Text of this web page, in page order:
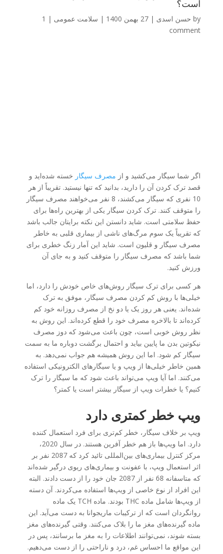
است؟
by حسن اسدی | 27 بهمن 1400 | سلامت عمومی |
1
comment
اگر شما سیگار می‌کشید و از مصرف سیگار خسته شده‌اید و
قصد ترک کردن آن را دارید، بدانید که تنها نیستید. تقریباً از هر
10 نفری که سیگار می‌کشند، 8 نفر می‌خواهند مصرف سیگار
را متوقف کنند. ترک کردن سیگار یکی از بهترین راه‌ها برای
حفظ سلامتی است. شاید دانستن این نکته برایتان جالب باشد
که تقریباً یک سوم مرگ‌های ناشی از بیماری قلبی به خاطر
مصرف سیگار و قلیون است. شاید این آمار زنگ خطری برای
شما باشد که مصرف سیگار را متوقف کنید و به جای آن
ورزش کنید.
هر کسی برای ترک سیگار روش‌های خاص خودش را دارد، اما
خیلی‌ها با روش کم کردن مصرف سیگار، موفق به ترک
شده‌اند. یعنی هر روز یک یا دو نخ از مصرف روزانه خود کم
کرده‌اند تا بالاخره مصرف خود را قطع کرده‌اند. این روش به
نظر روش خوبی است، چون باعث می‌شود که دوز مصرف
نیکوتین بدن ما پایین بیاید و احتمال برگشت دوباره ما به سمت
سیگار کم شود. اما این روش همیشه هم جواب نمی‌دهد. به
همین خاطر خیلی‌ها از ویپ و یا سیگارهای الکترونیکی استفاده
می‌کنند. اما آیا ویپ می‌تواند باعث شود که ما سیگار را ترک
کنیم؟ یا خطرات ویپ از سیگار بیشتر است یا کمتر؟
ویپ خطر کمتری دارد
ویپ بر خلاف سیگار، خطر کم‌تری برای فرد استعمال کننده
دارد. اما ویپ‌ها باز هم خطر آفرین هستند. در سال 2020،
مرکز کنترل بیماری‌های بین‌المللی تائید کرد که 2087 نفر بر
اثر استعمال ویپ، با عفونت و بیماری‌های ریوی درگیر شده‌اند
که متاسفانه 68 نفر از 2087 جان خود را از دست دادند. البته
این افراد از نوع خاصی از ویپ‌ها استفاده می‌کردند. آن دسته
از ویپ‌ها شامل ماده THC بودند. ماده TCH یک ماده
روانگردان است که از ترکیبات ماریجوانا به دست می‌آید. این
ماده گیرنده‌های مغز ما را بلاک می‌کنند. وقتی گیرنده‌های مغز
بسته شوند، نمی‌توانند اطلاعات را به مغز ما برسانند، پس در
این مواقع ما احساس غم، درد و ناراحتی را از دست می‌دهیم.